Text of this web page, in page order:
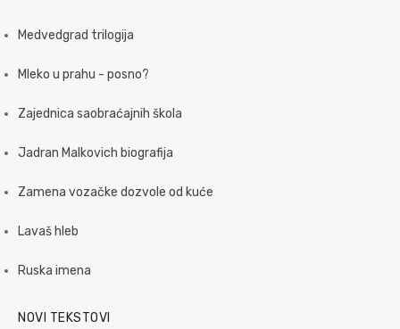
Medvedgrad trilogija
Mleko u prahu - posno?
Zajednica saobraćajnih škola
Jadran Malkovich biografija
Zamena vozačke dozvole od kuće
Lavaš hleb
Ruska imena
NOVI TEKSTOVI